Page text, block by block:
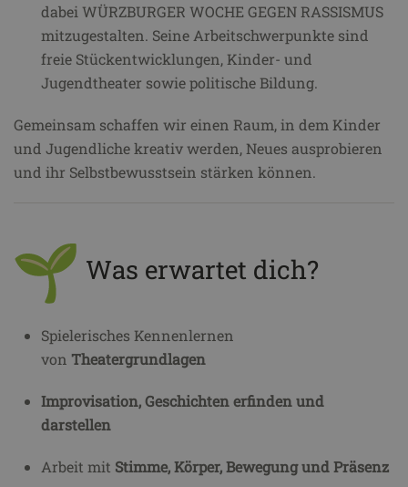
dabei WÜRZBURGER WOCHE GEGEN RASSISMUS
mitzugestalten. Seine Arbeitschwerpunkte sind
freie Stückentwicklungen, Kinder- und
Jugendtheater sowie politische Bildung.
Gemeinsam schaffen wir einen Raum, in dem Kinder
und Jugendliche kreativ werden, Neues ausprobieren
und ihr Selbstbewusstsein stärken können.
Was erwartet dich?
Spielerisches Kennenlernen
von Theatergrundlagen
Improvisation, Geschichten erfinden und
darstellen
Arbeit mit Stimme, Körper, Bewegung und Präsenz